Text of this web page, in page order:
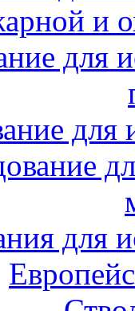
и
для
для
для